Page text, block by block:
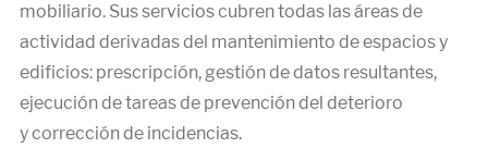
mobiliario. Sus servicios cubren todas las áreas de
actividad derivadas del mantenimiento de espacios y
edificios: prescripción, gestión de datos resultantes,
ejecución de tareas de prevención del deterioro
y corrección de incidencias.